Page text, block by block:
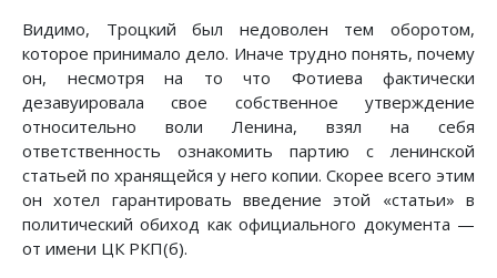
Видимо, Троцкий был недоволен тем оборотом,
которое принимало дело. Иначе трудно понять, почему
он, несмотря на то что Фотиева фактически
дезавуировала свое собственное утверждение
относительно воли Ленина, взял на себя
ответственность ознакомить партию с ленинской
статьей по хранящейся у него копии. Скорее всего этим
он хотел гарантировать введение этой «статьи» в
политический обиход как официального документа —
от имени ЦК РКП(б).